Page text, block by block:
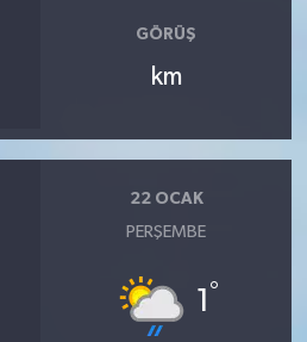
GÖRÜŞ
km
22 OCAK
PERŞEMBE
1 °